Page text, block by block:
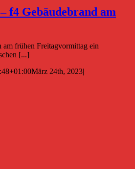
f4 Gebäudebrand am
am frühen Freitagvormittag ein
[...]
März 24th, 2023|